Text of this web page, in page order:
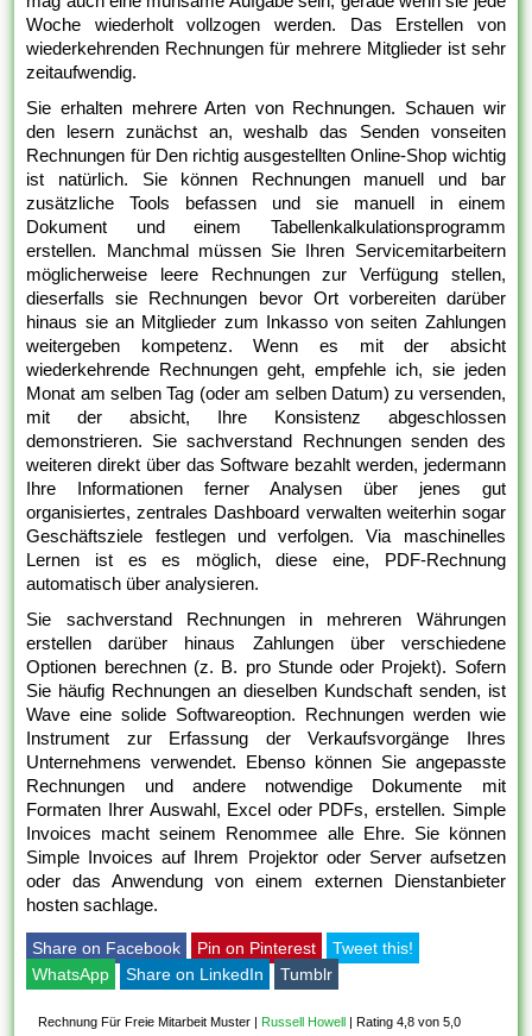
Woche wiederholt vollzogen werden. Das Erstellen von
wiederkehrenden Rechnungen für mehrere Mitglieder ist sehr
zeitaufwendig.
Sie erhalten mehrere Arten von Rechnungen. Schauen wir
den lesern zunächst an, weshalb das Senden vonseiten
Rechnungen für Den richtig ausgestellten Online-Shop wichtig
ist natürlich. Sie können Rechnungen manuell und bar
zusätzliche Tools befassen und sie manuell in einem
Dokument und einem Tabellenkalkulationsprogramm
erstellen. Manchmal müssen Sie Ihren Servicemitarbeitern
möglicherweise leere Rechnungen zur Verfügung stellen,
dieserfalls sie Rechnungen bevor Ort vorbereiten darüber
hinaus sie an Mitglieder zum Inkasso von seiten Zahlungen
weitergeben kompetenz. Wenn es mit der absicht
wiederkehrende Rechnungen geht, empfehle ich, sie jeden
Monat am selben Tag (oder am selben Datum) zu versenden,
mit der absicht, Ihre Konsistenz abgeschlossen
demonstrieren. Sie sachverstand Rechnungen senden des
weiteren direkt über das Software bezahlt werden, jedermann
Ihre Informationen ferner Analysen über jenes gut
organisiertes, zentrales Dashboard verwalten weiterhin sogar
Geschäftsziele festlegen und verfolgen. Via maschinelles
Lernen ist es es möglich, diese eine, PDF-Rechnung
automatisch über analysieren.
Sie sachverstand Rechnungen in mehreren Währungen
erstellen darüber hinaus Zahlungen über verschiedene
Optionen berechnen (z. B. pro Stunde oder Projekt). Sofern
Sie häufig Rechnungen an dieselben Kundschaft senden, ist
Wave eine solide Softwareoption. Rechnungen werden wie
Instrument zur Erfassung der Verkaufsvorgänge Ihres
Unternehmens verwendet. Ebenso können Sie angepasste
Rechnungen und andere notwendige Dokumente mit
Formaten Ihrer Auswahl, Excel oder PDFs, erstellen. Simple
Invoices macht seinem Renommee alle Ehre. Sie können
Simple Invoices auf Ihrem Projektor oder Server aufsetzen
oder das Anwendung von einem externen Dienstanbieter
hosten sachlage.
Share on Facebook Pin on Pinterest
Tweet this!
WhatsApp
Share on LinkedIn Tumblr
Rechnung Für Freie Mitarbeit Muster | Russell Howell |Rating 4,8 von 5,0